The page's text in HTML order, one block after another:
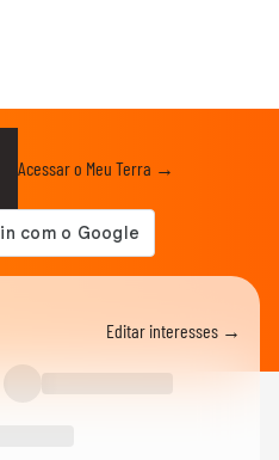
Acessar o Meu Terra →
Editar interesses →